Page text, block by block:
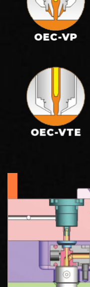
OEC-VP
OEC-VTE